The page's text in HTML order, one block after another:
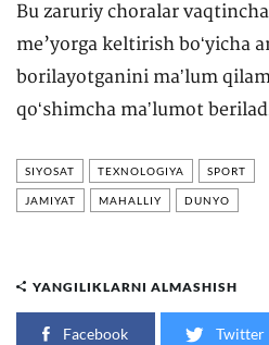
Bu zaruriy choralar
me’yorga keltirish boʻyicha
borilayotganini maʼlum
qoʻshimcha maʼlumot
SIYOSAT TEXNOLOGIYA SPORT
JAMIYAT MAHALLIY DUNYO
YANGILIKLARNI ALMASHISH
Facebook Twitter